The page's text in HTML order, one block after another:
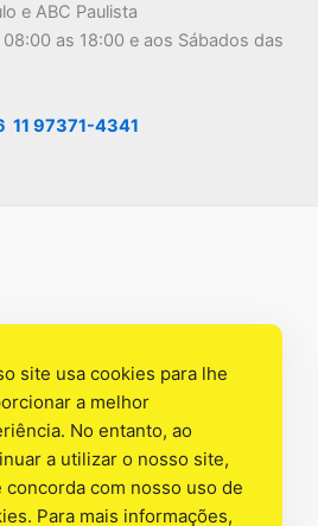
e ABC Paulista
as 18:00 e aos Sábados das
11 97371-4341
site usa cookies para lhe
a melhor
No entanto, ao
a utilizar o nosso site,
concorda com nosso uso de
Para mais informações,